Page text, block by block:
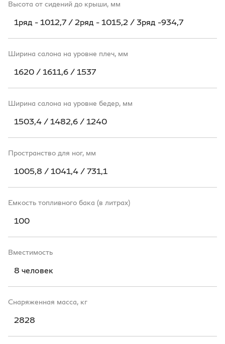
Высота от сидений до крыши, мм
1ряд - 1012,7 / 2ряд - 1015,2 / 3ряд -934,7
Ширина салона на уровне плеч, мм
1620 / 1611,6 / 1537
Ширина салона на уровне бедер, мм
1503,4 / 1482,6 / 1240
Пространство для ног, мм
1005,8 / 1041,4 / 731,1
Емкость топливного бака (в литрах)
100
Вместимость
8 человек
Снаряженная масса, кг
2828